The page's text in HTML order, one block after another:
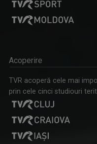
Acoperire
TVR acoperă cele mai
prin cele cinci studiouri